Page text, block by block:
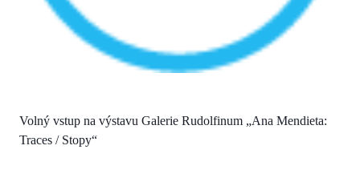
Volný vstup na výstavu Galerie Rudolfinum „Ana Mendieta:
Traces / Stopy“